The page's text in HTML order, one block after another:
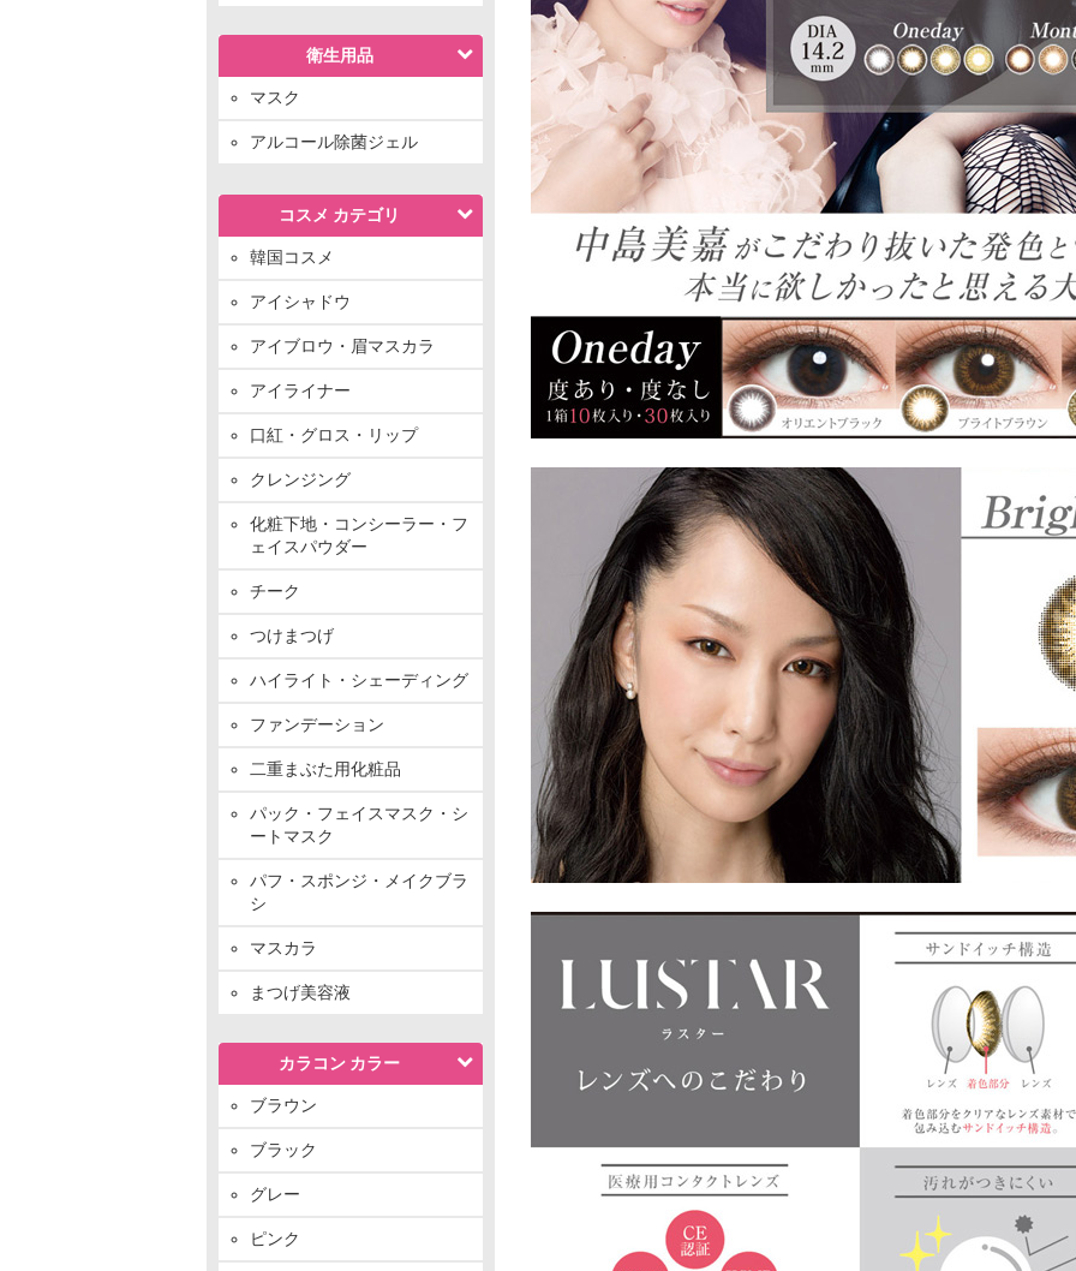
衛生用品
マスク
アルコール除菌ジェル
コスメ カテゴリ
韓国コスメ
アイシャドウ
アイブロウ・眉マスカラ
アイライナー
口紅・グロス・リップ
クレンジング
化粧下地・コンシーラー・フ
ェイスパウダー
チーク
つけまつげ
ハイライト・シェーディング
ファンデーション
二重まぶた用化粧品
パック・フェイスマスク・シ
ートマスク
パフ・スポンジ・メイクブラ
シ
マスカラ
まつげ美容液
カラコン カラー
ブラウン
ブラック
グレー
ピンク